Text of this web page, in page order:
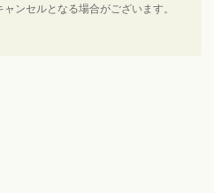
ンセルとなる場合がございます。